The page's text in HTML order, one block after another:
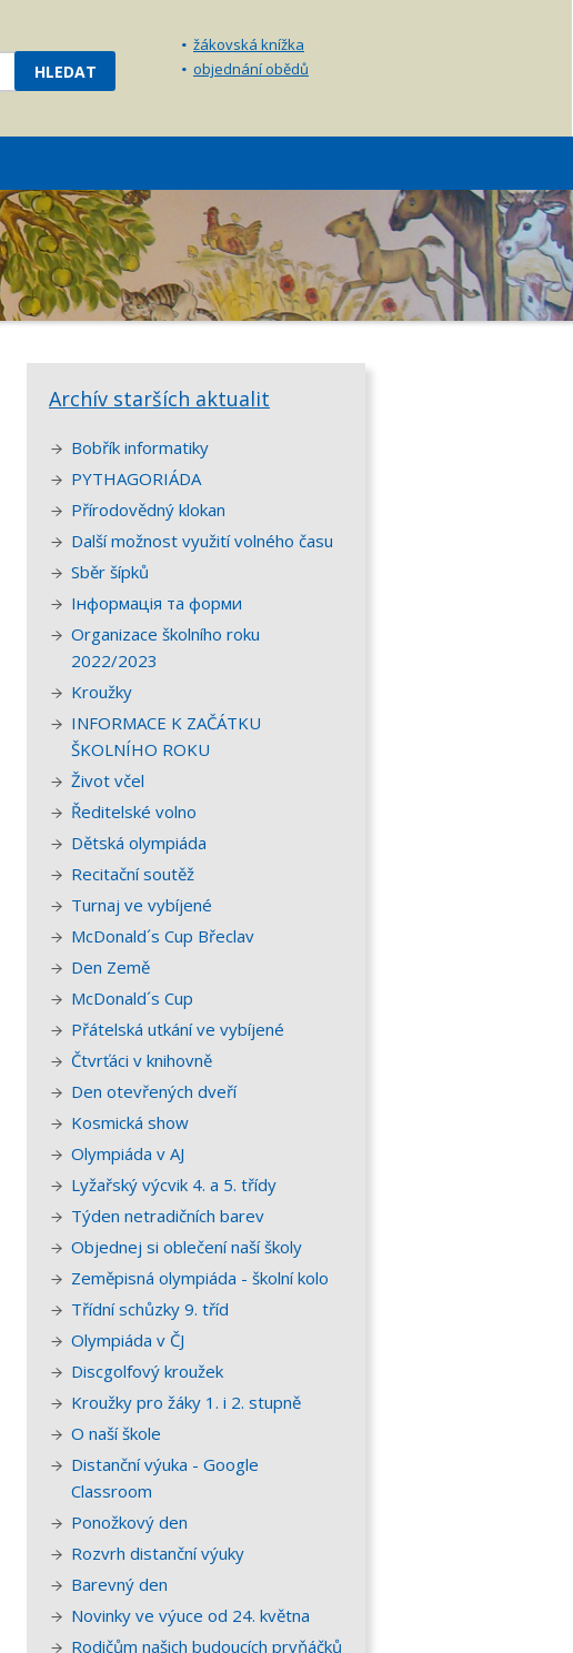
žákovská knížka
objednání obědů
Archív starších aktualit
Bobřík informatiky
PYTHAGORIÁDA
Přírodovědný klokan
Další možnost využití volného času
Sběr šípků
Інформація та форми
Organizace školního roku
2022/2023
Kroužky
INFORMACE K ZAČÁTKU
ŠKOLNÍHO ROKU
Život včel
Ředitelské volno
Dětská olympiáda
Recitační soutěž
Turnaj ve vybíjené
McDonald´s Cup Břeclav
Den Země
McDonald´s Cup
Přátelská utkání ve vybíjené
Čtvrťáci v knihovně
Den otevřených dveří
Kosmická show
Olympiáda v AJ
Lyžařský výcvik 4. a 5. třídy
Týden netradičních barev
Objednej si oblečení naší školy
Zeměpisná olympiáda - školní kolo
Třídní schůzky 9. tříd
Olympiáda v ČJ
Discgolfový kroužek
Kroužky pro žáky 1. i 2. stupně
O naší škole
Distanční výuka - Google
Classroom
Ponožkový den
Rozvrh distanční výuky
Barevný den
Novinky ve výuce od 24. května
Rodičům našich budoucích prvňáčků